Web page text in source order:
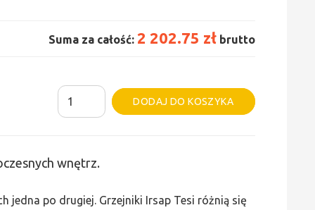
Suma za całość: 2 202.75 zł brutto
ilość
Grzejnik
DODAJ DO KOSZYKA
Alternative:
wnętrz.
jedna po drugiej. Grzejniki Irsap Tesi różnią się